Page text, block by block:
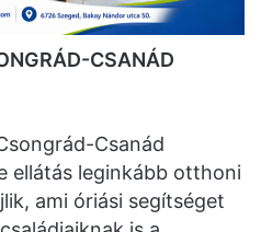
CSANÁD
Csanád
ellátás leginkább otthoni
ami óriási segítséget